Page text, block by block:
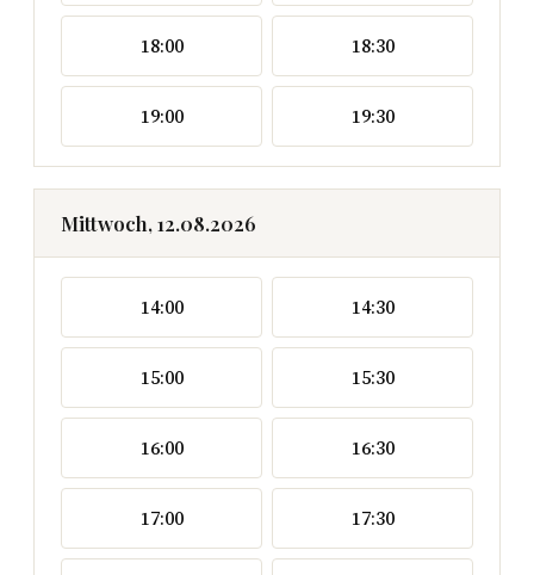
18:00 18:30
19:00 19:30
Mittwoch, 12.08.2026
14:00 14:30
15:00 15:30
16:00 16:30
17:00 17:30